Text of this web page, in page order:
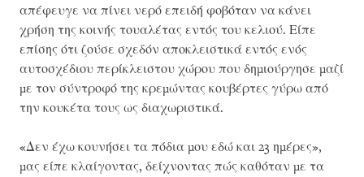
απέφευγε να πίνει νερό επειδή φοβόταν να κάνει
χρήση της κοινής τουαλέτας εντός του κελιού. Είπε
επίσης ότι ζούσε σχεδόν αποκλειστικά εντός ενός
αυτοσχέδιου περίκλειστου χώρου που δημιούργησε μαζί
με τον σύντροφό της κρεμώντας κουβέρτες γύρω από
την κουκέτα τους ως διαχωριστικά.
«Δεν έχω κουνήσει τα πόδια μου εδώ και 23 ημέρες»,
μας είπε κλαίγοντας, δείχνοντας πώς καθόταν με τα